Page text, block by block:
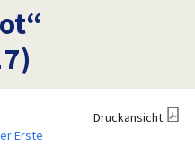
Erste
Druckansicht